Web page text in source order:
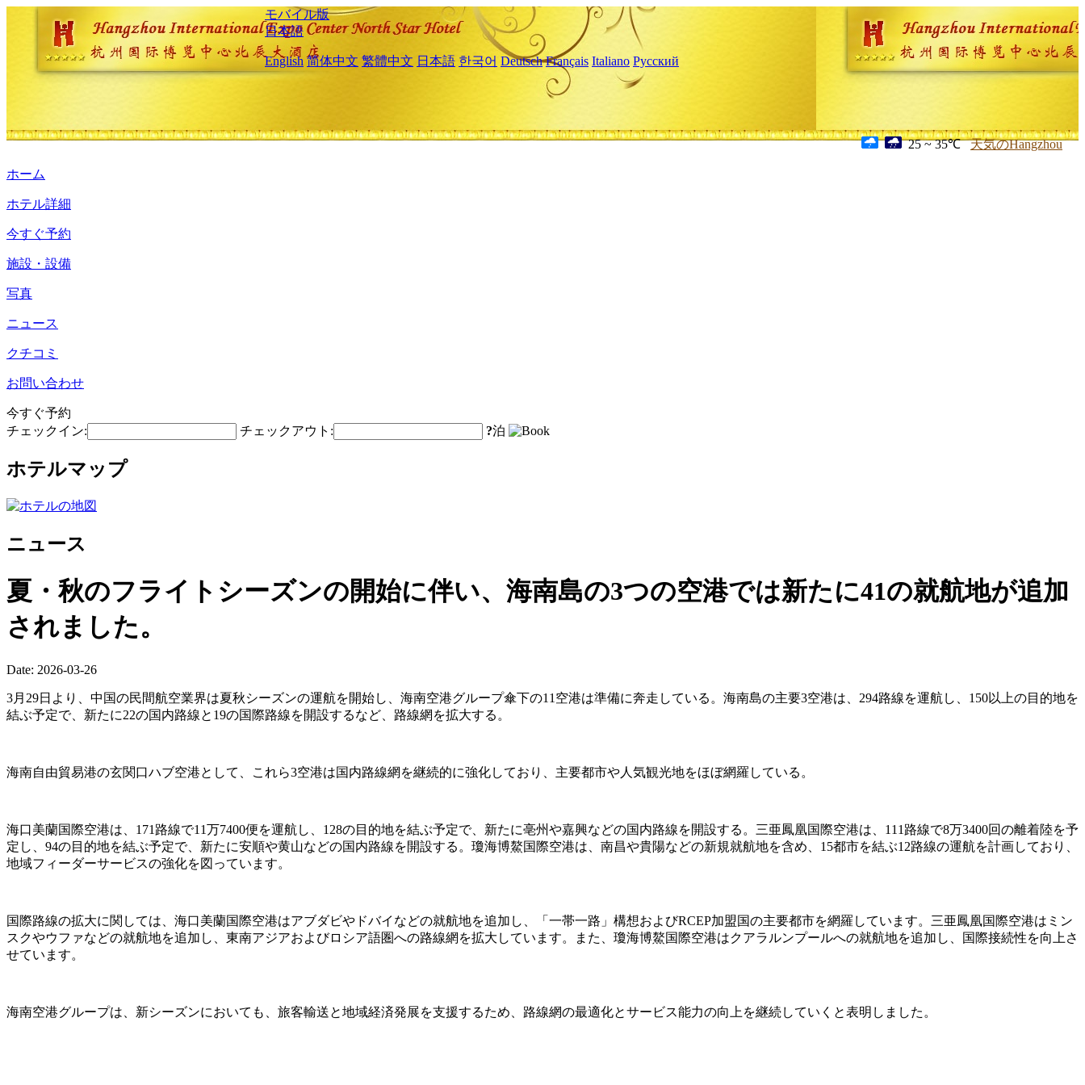
モバイル版
日本語
English 简体中文 繁體中文 日本語 한국어 Deutsch Français Italiano Русский
25 ~ 35℃ 天気のHangzhou
ホーム
ホテル詳細
今すぐ予約
施設・設備
写真
ニュース
クチコミ
お問い合わせ
今すぐ予約
チェックイン:
チェックアウト: ?泊
ホテルマップ
ニュース
夏・秋のフライトシーズンの開始に伴い、海南島の3つの空港では新たに41の就航地が追加
されました。
Date: 2026-03-26
3月29日より、中国の民間航空業界は夏秋シーズンの運航を開始し、海南空港グループ傘下の11空港は準備に奔走している。海南島の主要3空港は、294路線を運航し、150以上の目的地を
結ぶ予定で、新たに22の国内路線と19の国際路線を開設するなど、路線網を拡大する。
海南自由貿易港の玄関口ハブ空港として、これら3空港は国内路線網を継続的に強化しており、主要都市や人気観光地をほぼ網羅している。
海口美蘭国際空港は、171路線で11万7400便を運航し、128の目的地を結ぶ予定で、新たに亳州や嘉興などの国内路線を開設する。三亜鳳凰国際空港は、111路線で8万3400回の離着陸を予
定し、94の目的地を結ぶ予定で、新たに安順や黄山などの国内路線を開設する。瓊海博鰲国際空港は、南昌や貴陽などの新規就航地を含め、15都市を結ぶ12路線の運航を計画しており、
地域フィーダーサービスの強化を図っています。
国際路線の拡大に関しては、海口美蘭国際空港はアブダビやドバイなどの就航地を追加し、「一帯一路」構想およびRCEP加盟国の主要都市を網羅しています。三亜鳳凰国際空港はミン
スクやウファなどの就航地を追加し、東南アジアおよびロシア語圏への路線網を拡大しています。また、瓊海博鰲国際空港はクアラルンプールへの就航地を追加し、国際接続性を向上さ
せています。
海南空港グループは、新シーズンにおいても、旅客輸送と地域経済発展を支援するため、路線網の最適化とサービス能力の向上を継続していくと表明しました。